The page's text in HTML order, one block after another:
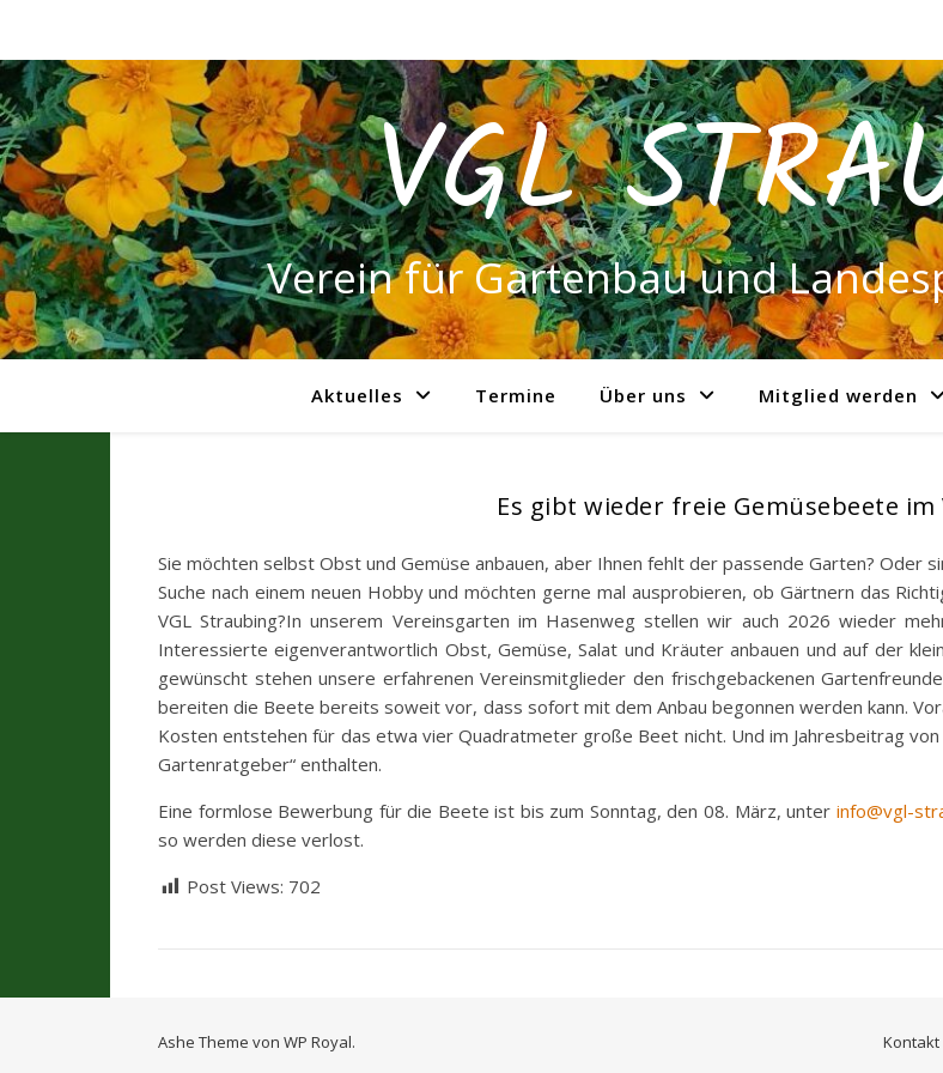
VGL
Verein für Gartenbau und
Aktuelles Termine Über uns Mitglied werden
Es gibt wieder freie Gemüsebeete
Sie möchten selbst Obst und Gemüse anbauen, aber Ihnen fehlt der passende Garten? Oder
Suche nach einem neuen Hobby und möchten gerne mal ausprobieren, ob Gärtnern das
VGL Straubing?In unserem Vereinsgarten im Hasenweg stellen wir auch 2026 wieder
Interessierte eigenverantwortlich Obst, Gemüse, Salat und Kräuter anbauen und auf der
gewünscht stehen unsere erfahrenen Vereinsmitglieder den frischgebackenen
bereiten die Beete bereits soweit vor, dass sofort mit dem Anbau begonnen werden kann.
Kosten entstehen für das etwa vier Quadratmeter große Beet nicht. Und im Jahresbeitrag
Gartenratgeber“ enthalten.
Eine formlose Bewerbung für die Beete ist bis zum Sonntag, den 08. März, unter info@vgl-
so werden diese verlost.
Post Views: 702
Kontakt
Ashe Theme von WP Royal.